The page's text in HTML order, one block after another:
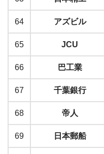
64 アズビル
65 JCU
66 巴工業
67 千葉銀行
68 帝人
69 日本郵船